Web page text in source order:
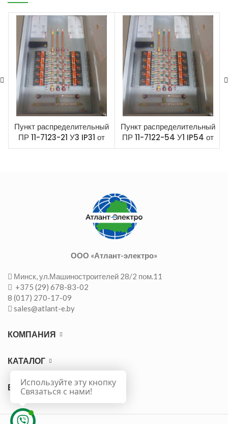
Пункт распределительный
ПР 11-7123-21 У3 IP31 от
Пункт распределительный
ПР 11-7122-54 У1 IP54 от
ООО «Атлант-электро»
Минск, ул.Машиностроителей 28/2 пом.11
+375 (29) 678-83-02
8 (017) 270-17-09
sales@atlant-e.by
КОМПАНИЯ
КАТАЛОГ
ВАЖНО
Используйте эту кнопку
Связаться с нами!